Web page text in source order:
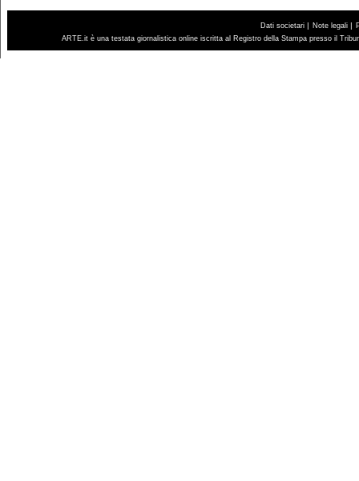
Dati societari Note legali
ARTE.it è una testata giornalistica online iscritta al Registro della Stampa presso il